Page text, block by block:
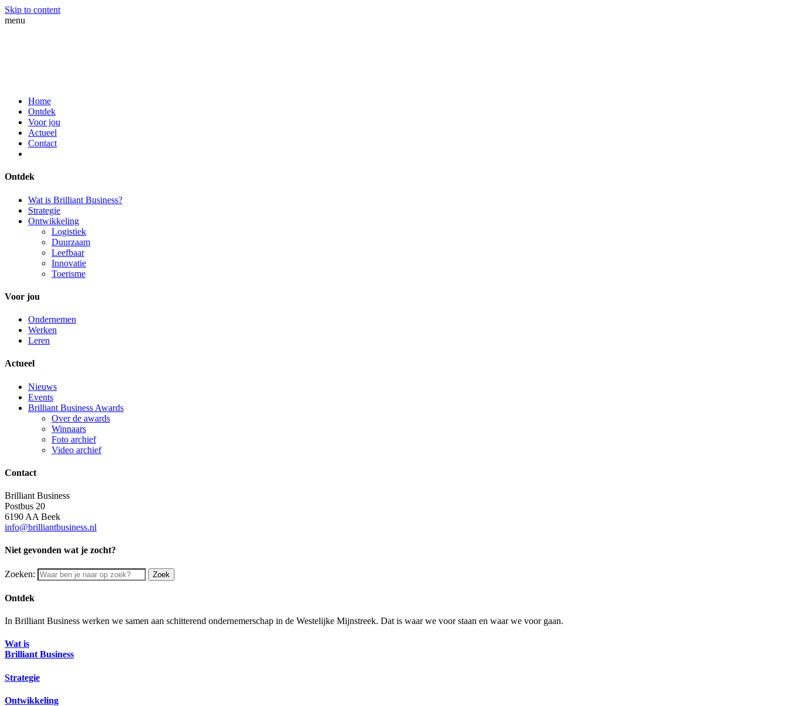
Skip to content
menu
Home
Ontdek
Voor jou
Actueel
Contact
Ontdek
Wat is Brilliant Business?
Strategie
Ontwikkeling
Logistiek
Duurzaam
Leefbaar
Innovatie
Toerisme
Voor jou
Ondernemen
Werken
Leren
Actueel
Nieuws
Events
Brilliant Business Awards
Over de awards
Winnaars
Foto archief
Video archief
Contact
Brilliant Business
Postbus 20
6190 AA Beek
info@brilliantbusiness.nl
Niet gevonden wat je zocht?
Zoeken: Zoek
Ontdek
In Brilliant Business werken we samen aan schitterend ondernemerschap in de Westelijke Mijnstreek. Dat is waar we voor staan en waar we voor gaan.
Wat is
Brilliant Business
Strategie
Ontwikkeling